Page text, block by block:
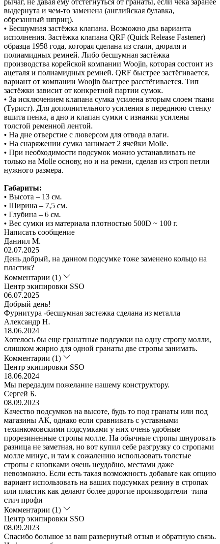
выдернута и чем-то заменена (английская булавка,
обрезанный шприц).
• Бесшумная застёжка клапана. Возможно два варианта
исполнения. Застёжка клапана QRF (Quick Release Fastener)
образца 1958 года, которая сделана из стали, дюраля и
полиамидных ремней. Либо бесшумная застёжка
производства корейской компании Woojin, которая состоит из
ацеталя и полиамидных ремней. QRF быстрее застёгивается,
вариант от компании Woojin быстрее расстёгивается. Тип
застёжки зависит от конкретной партии сумок.
• За исключением клапана сумка усилена вторым слоем ткани
(Турист). Для дополнительного усиления в переднюю стенку
вшита пенка, а дно и клапан сумки с изнанки усилены
толстой ременной лентой.
• На дне отверстие с люверсом для отвода влаги.
• На снаряжении сумка занимает 2 ячейки Molle.
• При необходимости подсумок можно устанавливать не
только на Molle основу, но и на ремни, сделав из строп петли
нужного размера.
Габариты:
• Высота – 13 см.
• Ширина – 7,5 см.
• Глубина – 6 см.
• Вес сумки из материала плотностью 500D ~ 100 г.
Написать сообщение
Даниил М.
02.07.2025
День добрый, на данном подсумке тоже заменено кольцо на
пластик?
Комментарии (1)
Центр экипировки SSO
06.07.2025
Добрый день!
Фурнитура -бесшумная застежка сделана из металла
Александр Н.
18.06.2024
Хотелось бы еще гранатные подсумки на одну стропу молли,
слишком жирно для одной гранаты две стропы занимать.
Комментарии (1)
Центр экипировки SSO
18.06.2024
Мы передадим пожелание нашему конструктору.
Сергей Б.
08.09.2023
Качество подсумков на высоте, будь то под гранаты или под
магазины АК, однако если сравнивать с уставными
техинкомовскими подсумками у них очень удобные
прорезиненные стропы молле. На обычные стропы шнуровать
разница не заметная, но вот купил себе разгрузку со стропами
молле минус, и там к сожалению использовать толстые
стропы с кнопками очень неудобно, местами даже
невозможно. Если есть такая возможность добавьте как опцию
вариант использовать на ваших подсумках резину в стропах
или пластик как делают более дорогие производители типа
стич профи
Комментарии (1)
Центр экипировки SSO
08.09.2023
Спасибо большое за ваш развернутый отзыв и обратную связь.